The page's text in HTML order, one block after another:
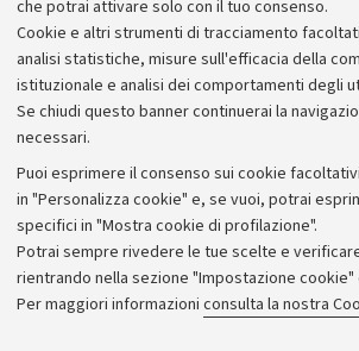
che potrai attivare solo con il tuo consenso.
Cookie e altri strumenti di tracciamento
analisi statistiche, misure sull'efficacia della
istituzionale e analisi dei comportamenti degli
Se chiudi questo banner continuerai la
necessari.
Puoi esprimere il consenso sui cookie
in "Personalizza cookie" e, se vuoi, potrai
specifici in "Mostra cookie di profilazione".
Potrai sempre rivedere le tue scelte e
rientrando nella sezione "Impostazione cookie"
Per maggiori informazioni consulta la nostra
Archivio
Comunicati stampa
Redazione
Rassegna stampa